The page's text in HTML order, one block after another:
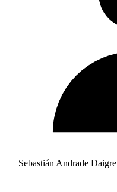
Sebastián Andrade Daigre